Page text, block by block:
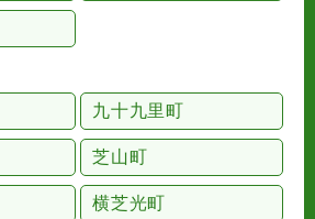
九十九里町
芝山町
横芝光町